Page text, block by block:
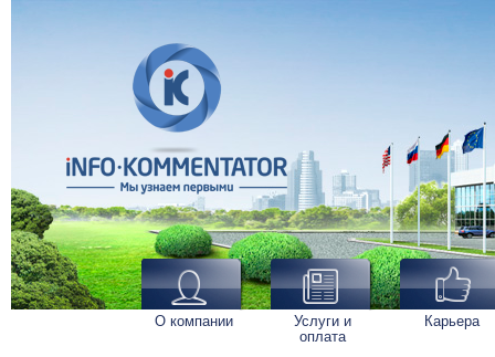
О компании
Услуги и
оплата
Карьера